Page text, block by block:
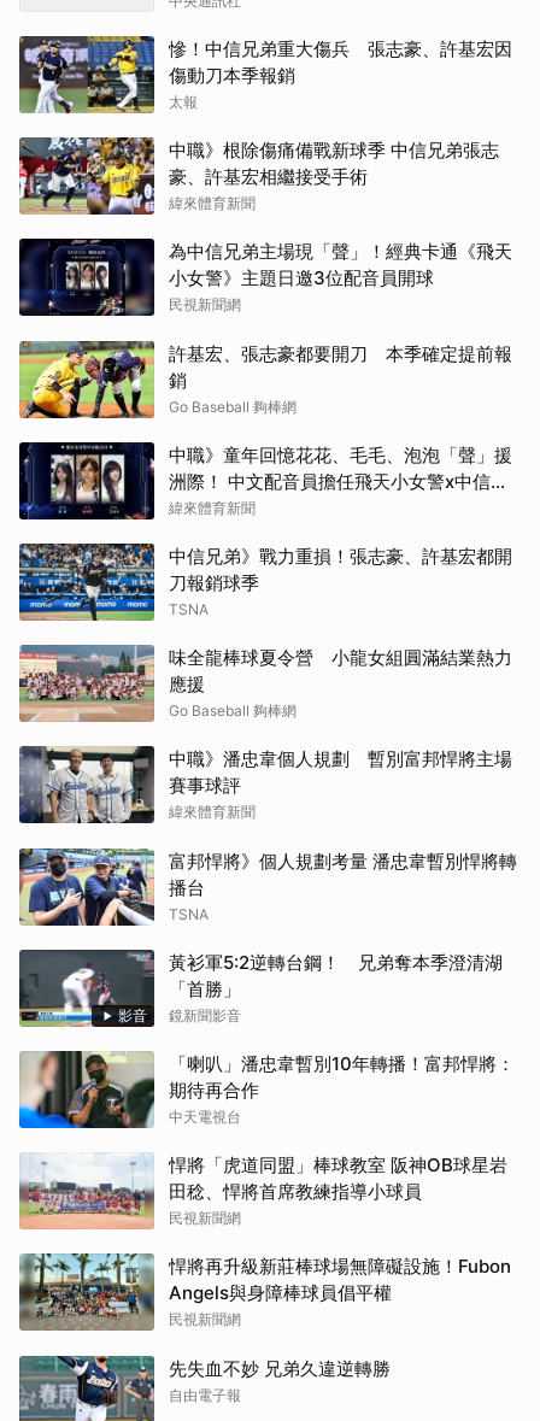
慘！中信兄弟重大傷兵 張志豪、許基宏因
傷動刀本季報銷
太報
中職》根除傷痛備戰新球季 中信兄弟張志
豪、許基宏相繼接受手術
緯來體育新聞
為中信兄弟主場現「聲」！經典卡通《飛天
小女警》主題日邀3位配音員開球
民視新聞網
許基宏、張志豪都要開刀 本季確定提前報
銷
Go Baseball 夠棒網
中職》童年回憶花花、毛毛、泡泡「聲」援
洲際！ 中文配音員擔任飛天小女警x中信兄
弟女孩日開球嘉賓
緯來體育新聞
中信兄弟》戰力重損！張志豪、許基宏都開
刀報銷球季
TSNA
味全龍棒球夏令營 小龍女組圓滿結業熱力
應援
Go Baseball 夠棒網
中職》潘忠韋個人規劃 暫別富邦悍將主場
賽事球評
緯來體育新聞
富邦悍將》個人規劃考量 潘忠韋暫別悍將轉
播台
TSNA
影音
黃衫軍5:2逆轉台鋼！ 兄弟奪本季澄清湖
「首勝」
鏡新聞影音
「喇叭」潘忠韋暫別10年轉播！富邦悍將：
期待再合作
中天電視台
悍將「虎道同盟」棒球教室 阪神OB球星岩
田稔、悍將首席教練指導小球員
民視新聞網
悍將再升級新莊棒球場無障礙設施！Fubon
Angels與身障棒球員倡平權
民視新聞網
先失血不妙 兄弟久違逆轉勝
自由電子報